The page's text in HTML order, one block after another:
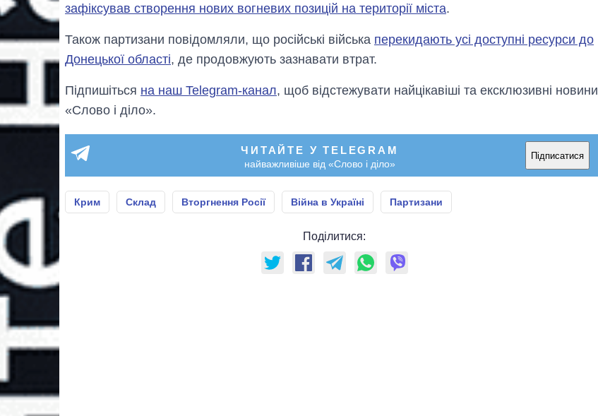
зафіксував створення нових вогневих позицій на території міста.
Також партизани повідомляли, що російські війська перекидають усі доступні ресурси до
Донецької області, де продовжують зазнавати втрат.
Підпишіться на наш Telegram-канал, щоб відстежувати найцікавіші та ексклюзивні новини
«Слово і діло».
ЧИТАЙТЕ У TELEGRAM
найважливіше від «Слово і діло»
Підписатися
Крим Склад Вторгнення Росії Війна в Україні Партизани
Поділитися: